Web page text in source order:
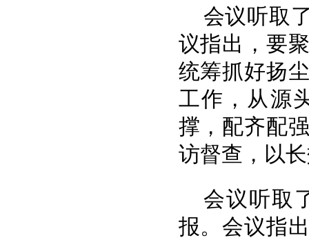
会议听取
议指出，要
统筹抓好扬
工作，从源
撑，配齐配
访督查，以
会议听取
报。会议指